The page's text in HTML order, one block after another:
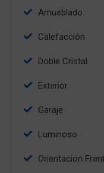
Amueblado
Calefacción
Doble Cristal
Exterior
Garaje
Luminoso
Orientacion